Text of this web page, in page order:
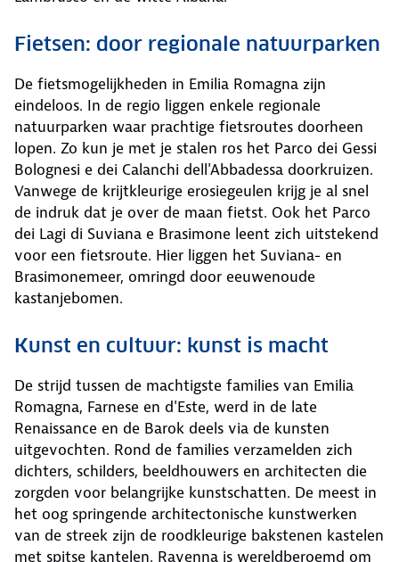
Fietsen: door regionale natuurparken
De fietsmogelijkheden in Emilia Romagna zijn
eindeloos. In de regio liggen enkele regionale
natuurparken waar prachtige fietsroutes doorheen
lopen. Zo kun je met je stalen ros het Parco dei Gessi
Bolognesi e dei Calanchi dell'Abbadessa doorkruizen.
Vanwege de krijtkleurige erosiegeulen krijg je al snel
de indruk dat je over de maan fietst. Ook het Parco
dei Lagi di Suviana e Brasimone leent zich uitstekend
voor een fietsroute. Hier liggen het Suviana- en
Brasimonemeer, omringd door eeuwenoude
kastanjebomen.
Kunst en cultuur: kunst is macht
De strijd tussen de machtigste families van Emilia
Romagna, Farnese en d'Este, werd in de late
Renaissance en de Barok deels via de kunsten
uitgevochten. Rond de families verzamelden zich
dichters, schilders, beeldhouwers en architecten die
zorgden voor belangrijke kunstschatten. De meest in
het oog springende architectonische kunstwerken
van de streek zijn de roodkleurige bakstenen kastelen
met spitse kantelen. Ravenna is wereldberoemd om